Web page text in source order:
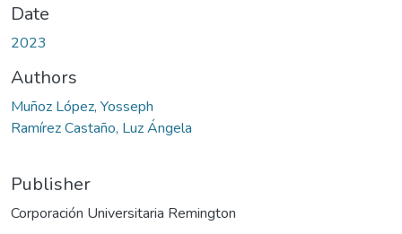
Date
2023
Authors
Muñoz López, Yosseph
Ramírez Castaño, Luz Ángela
Publisher
Corporación Universitaria Remington